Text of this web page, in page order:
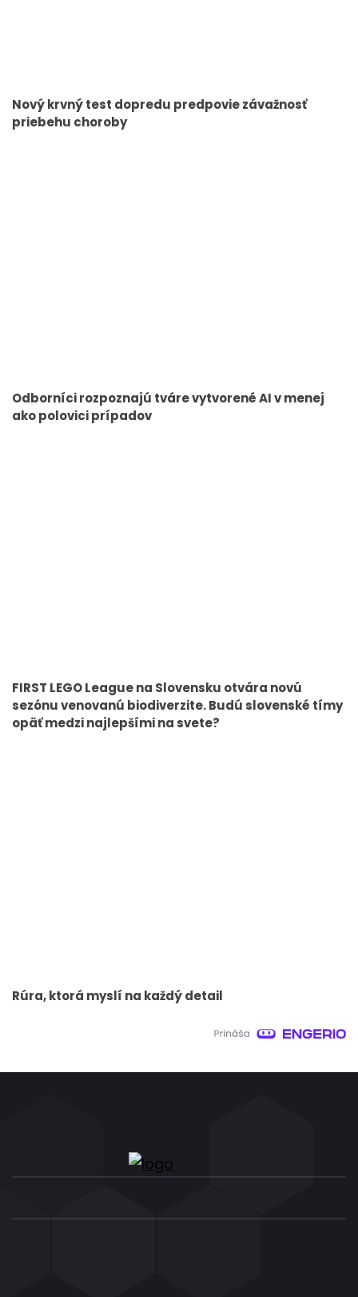
Nový krvný test dopredu predpovie závažnosť
priebehu choroby
Odborníci rozpoznajú tváre vytvorené AI v menej
ako polovici prípadov
FIRST LEGO League na Slovensku otvára novú
sezónu venovanú biodiverzite. Budú slovenské tímy
opäť medzi najlepšími na svete?
Rúra, ktorá myslí na každý detail